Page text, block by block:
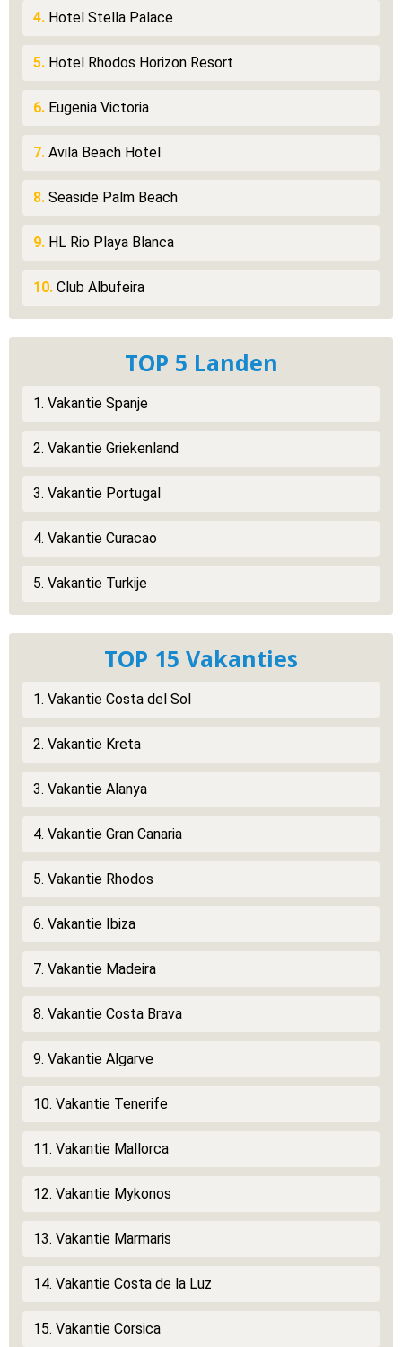
4. Hotel Stella Palace
5. Hotel Rhodos Horizon Resort
6. Eugenia Victoria
7. Avila Beach Hotel
8. Seaside Palm Beach
9. HL Rio Playa Blanca
10. Club Albufeira
TOP 5 Landen
1. Vakantie Spanje
2. Vakantie Griekenland
3. Vakantie Portugal
4. Vakantie Curacao
5. Vakantie Turkije
TOP 15 Vakanties
1. Vakantie Costa del Sol
2. Vakantie Kreta
3. Vakantie Alanya
4. Vakantie Gran Canaria
5. Vakantie Rhodos
6. Vakantie Ibiza
7. Vakantie Madeira
8. Vakantie Costa Brava
9. Vakantie Algarve
10. Vakantie Tenerife
11. Vakantie Mallorca
12. Vakantie Mykonos
13. Vakantie Marmaris
14. Vakantie Costa de la Luz
15. Vakantie Corsica